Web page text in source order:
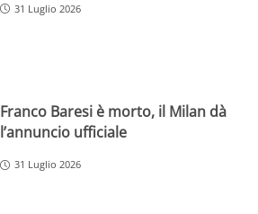
31 Luglio 2026
Franco Baresi è morto, il Milan dà
l’annuncio ufficiale
31 Luglio 2026